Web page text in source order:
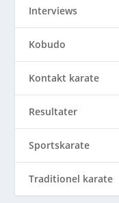
Interviews
Kobudo
Kontakt karate
Resultater
Sportskarate
Traditionel karate